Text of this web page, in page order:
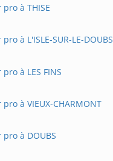
à THISE
à L'ISLE-SUR-LE-DOUBS
à LES FINS
à VIEUX-CHARMONT
à DOUBS